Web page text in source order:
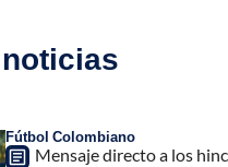
Fútbol Colombiano
Mensaje directo a los